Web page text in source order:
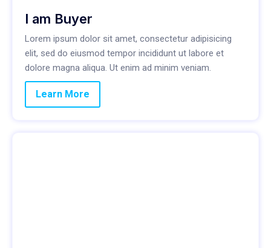
I am Buyer
Lorem ipsum dolor sit amet, consectetur adipisicing
elit, sed do eiusmod tempor incididunt ut labore et
dolore magna aliqua. Ut enim ad minim veniam.
Learn More